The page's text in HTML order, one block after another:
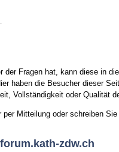
Fragen hat, kann diese in
haben die Besucher dieser
Vollständigkeit oder Qualität
Mitteilung oder schreiben Sie
forum.kath-zdw.ch